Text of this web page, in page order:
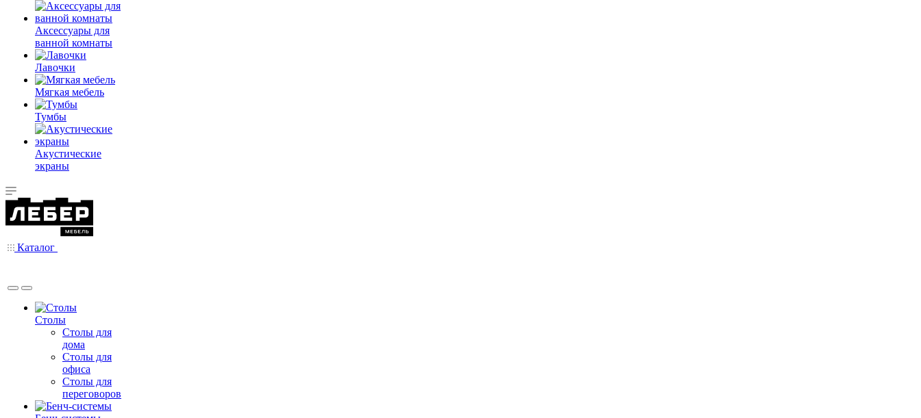
Аксессуары для
ванной комнаты
Лавочки
Мягкая мебель
Тумбы
Акустические
экраны
Каталог
Столы
Столы для
дома
Столы для
офиса
Столы для
переговоров